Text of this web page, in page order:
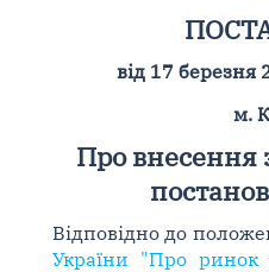
від 17 березня
м.
Про внесення
Відповідно до
України "Про ринок